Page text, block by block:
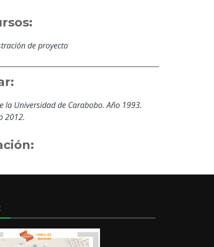
de proyecto
Universidad de Carabobo. Año 1993.
2012.